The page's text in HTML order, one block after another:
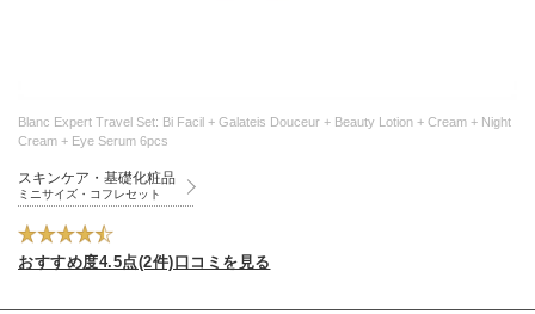
Blanc Expert Travel Set: Bi Facil + Galateis Douceur + Beauty Lotion + Cream + Night
Cream + Eye Serum 6pcs
スキンケア・基礎化粧品
ミニサイズ・コフレセット
おすすめ度4.5点(2件)口コミを見る